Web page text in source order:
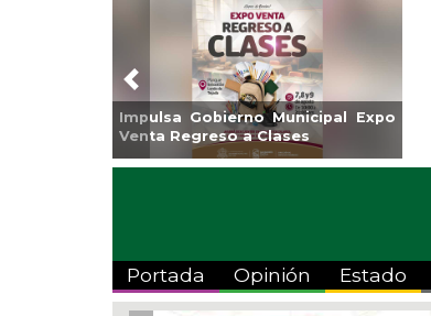
Impulsa Gobierno Municipal Expo
Venta Regreso a Clases
Previous
Portada Opinión Estado